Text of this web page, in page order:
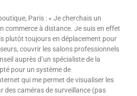
Paris : « Je cherchais un
commerce à distance. Je suis en effet
plutôt toujours en déplacement pour
couvrir les salons professionnels
auprès d’un spécialiste de la
pour un système de
qui me permet de visualiser les
des caméras de surveillance (pas